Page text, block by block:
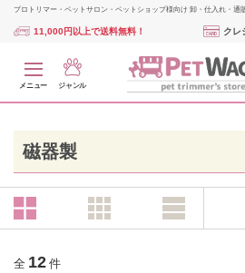
プロトリマー・ペットサロン・ペットショップ様向け 卸・仕入れ・通
11,000円以上で送料無料！ クレ
メニュー ジャンル
磁器製
全 12 件